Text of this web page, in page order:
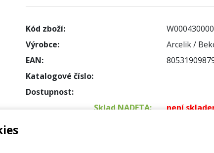
Kód zboží:
W000430000
Výrobce:
Arcelik /
EAN:
Katalogové číslo:
Dostupnost:
Sklad NADETA:
není
k dispozici